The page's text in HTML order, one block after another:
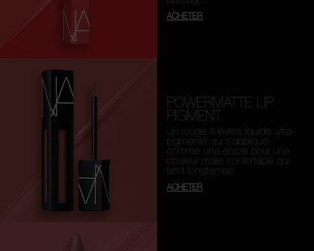
ACHETER
POWERMATTE LIP
PIGMENT
Un rouge à lèvres liquide ultra-
pigmenté qui s’applique
comme une encre pour une
couleur mate confortable qui
tient longtemps.
ACHETER